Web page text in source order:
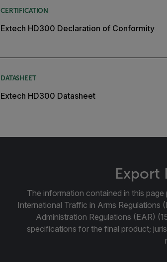
CERTIFICATION
Extech HD300 Declaration of Conformity
DATASHEET
Extech HD300 Datasheet
Export
The information contained in this
International Traffic in Arms Regulations
Administration Regulations (EAR)
specifications for the final product;